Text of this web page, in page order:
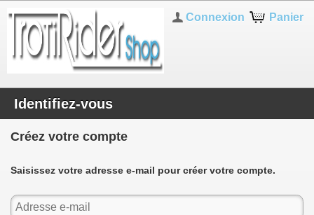
Panier
Connexion
Identifiez-vous
Créez votre compte
Saisissez votre adresse e-mail pour créer votre compte.